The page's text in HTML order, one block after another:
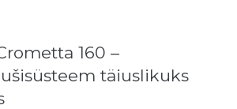
160 –
täiuslikuks